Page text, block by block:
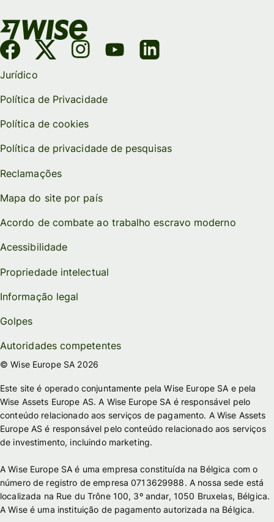
Jurídico
Política de Privacidade
Política de cookies
Política de privacidade de pesquisas
Reclamações
Mapa do site por país
Acordo de combate ao trabalho escravo moderno
Acessibilidade
Propriedade intelectual
Informação legal
Golpes
Autoridades competentes
© Wise Europe SA 2026
Este site é operado conjuntamente pela Wise Europe SA e pela
Wise Assets Europe AS. A Wise Europe SA é responsável pelo
conteúdo relacionado aos serviços de pagamento. A Wise Assets
Europe AS é responsável pelo conteúdo relacionado aos serviços
de investimento, incluindo marketing.
A Wise Europe SA é uma empresa constituída na Bélgica com o
número de registro de empresa 0713629988. A nossa sede está
localizada na Rue du Trône 100, 3º andar, 1050 Bruxelas, Bélgica.
A Wise é uma instituição de pagamento autorizada na Bélgica.